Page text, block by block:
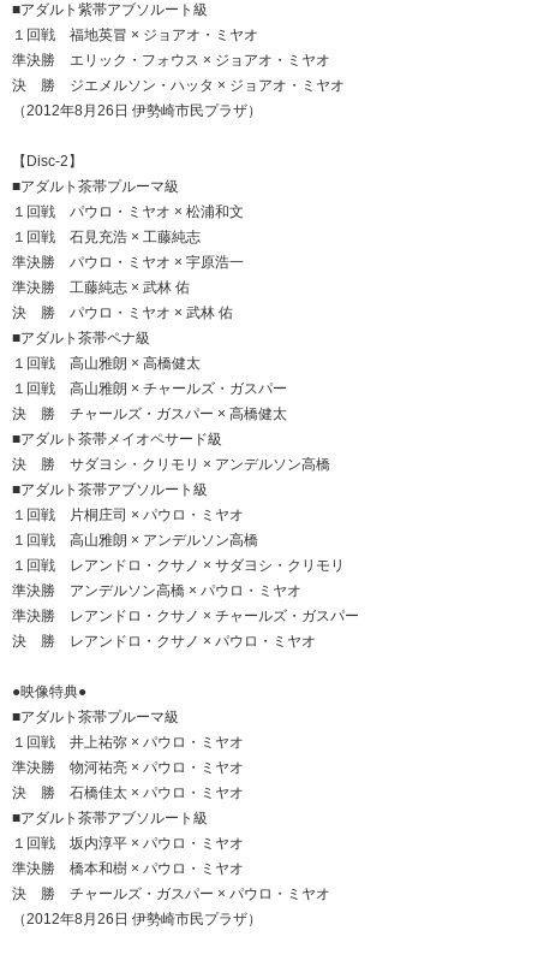
■アダルト紫帯アブソルート級
１回戦 福地英冒 × ジョアオ・ミヤオ
準決勝 エリック・フォウス × ジョアオ・ミヤオ
決 勝 ジエメルソン・ハッタ × ジョアオ・ミヤオ
（2012年8月26日 伊勢崎市民プラザ）
【Disc-2】
■アダルト茶帯プルーマ級
１回戦 パウロ・ミヤオ × 松浦和文
１回戦 石見充浩 × 工藤純志
準決勝 パウロ・ミヤオ × 宇原浩一
準決勝 工藤純志 × 武林 佑
決 勝 パウロ・ミヤオ × 武林 佑
■アダルト茶帯ペナ級
１回戦 高山雅朗 × 高橋健太
１回戦 高山雅朗 × チャールズ・ガスパー
決 勝 チャールズ・ガスパー × 高橋健太
■アダルト茶帯メイオペサード級
決 勝 サダヨシ・クリモリ × アンデルソン高橋
■アダルト茶帯アブソルート級
１回戦 片桐庄司 × パウロ・ミヤオ
１回戦 高山雅朗 × アンデルソン高橋
１回戦 レアンドロ・クサノ × サダヨシ・クリモリ
準決勝 アンデルソン高橋 × パウロ・ミヤオ
準決勝 レアンドロ・クサノ × チャールズ・ガスパー
決 勝 レアンドロ・クサノ × パウロ・ミヤオ
●映像特典●
■アダルト茶帯プルーマ級
１回戦 井上祐弥 × パウロ・ミヤオ
準決勝 物河祐亮 × パウロ・ミヤオ
決 勝 石橋佳太 × パウロ・ミヤオ
■アダルト茶帯アブソルート級
１回戦 坂内淳平 × パウロ・ミヤオ
準決勝 橋本和樹 × パウロ・ミヤオ
決 勝 チャールズ・ガスパー × パウロ・ミヤオ
（2012年8月26日 伊勢崎市民プラザ）